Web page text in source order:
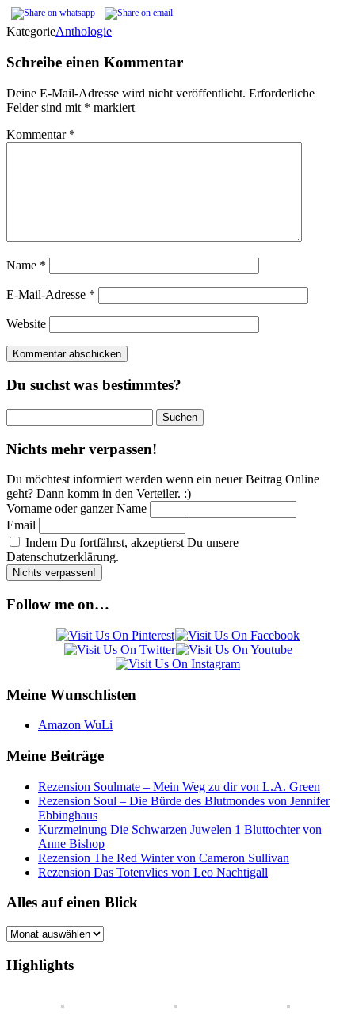
KategorieAnthologie
Schreibe einen Kommentar
Deine E-Mail-Adresse wird nicht veröffentlicht. Erforderliche
Felder sind mit * markiert
Kommentar *
Name *
E-Mail-Adresse *
Website
Du suchst was bestimmtes?
nach:
Nichts mehr verpassen!
Du möchtest informiert werden wenn ein neuer Beitrag Online
geht? Dann komm in den Verteiler. :)
Vorname oder ganzer Name
Email
Indem Du fortfährst, akzeptierst Du unsere
Datenschutzerklärung.
Follow me on…
Meine Wunschlisten
Amazon WuLi
Meine Beiträge
Rezension Soulmate – Mein Weg zu dir von L.A. Green
Rezension Soul – Die Bürde des Blutmondes von Jennifer
Ebbinghaus
Kurzmeinung Die Schwarzen Juwelen 1 Bluttochter von
Anne Bishop
Rezension The Red Winter von Cameron Sullivan
Rezension Das Totenvlies von Leo Nachtigall
Alles auf einen Blick
Alles
einen
Blick
Highlights